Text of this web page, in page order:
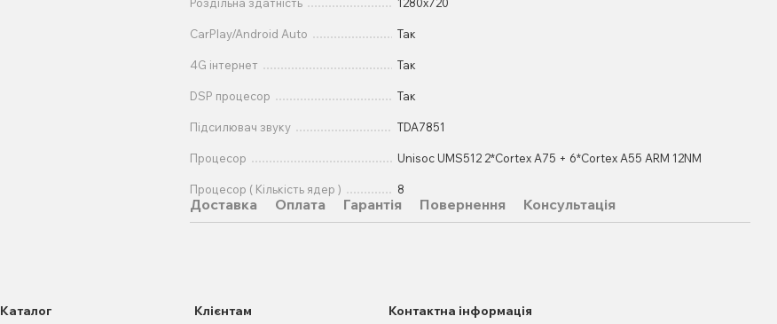
CarPlay/Android Auto Так
4G інтернет Так
DSP процесор Так
Підсилювач звуку TDA7851
Процесор Unisoc UMS512 2*Cortex A75 + 6*Cortex A55 ARM 12NM
Процесор ( Кількість ядер ) 8
Доставка Оплата Гарантія Повернення Консультація
Каталог Клієнтам Контактна інформація